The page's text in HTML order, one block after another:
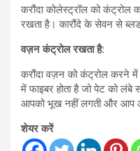
करौंदा कोलेस्ट्रॉल को कंट्रोल
रखता है। कारौंदे के सेवन से
वज़न कंट्रोल रखता है:
करौंदा वज़न को कंट्रोल करने में
में फाइबर होता है जो पेट को
आपको भूख नहीं लगती और आप
शेयर करें